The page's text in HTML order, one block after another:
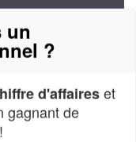
(SAS)
Girard
Bois
un
?
d'affaireset
gagnant de
!